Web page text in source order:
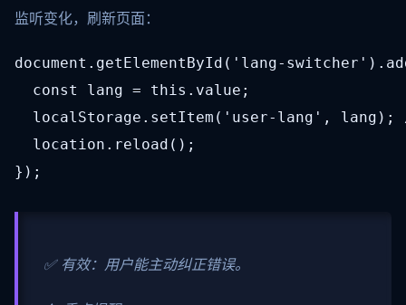
监听变化，刷新页面：
document.getElementById('lang-
const lang = this.value;
localStorage.setItem('user-lang', lang); //
location.reload();
});
✅ 有效：用户能主动纠正错误。